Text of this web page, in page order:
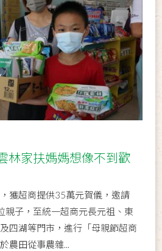
林家扶媽媽想像不到歡
獲超商提供35萬元賀儀，邀請
親子，至統一超商元長元祖、東
四湖等門市，進行「母親節超商
農田從事農雜...